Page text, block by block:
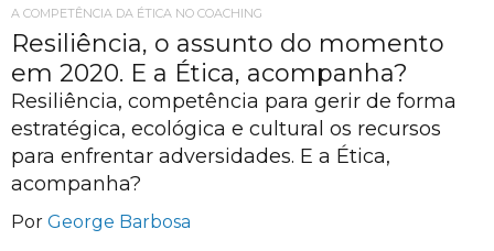
A COMPETÊNCIA DA ÉTICA NO COACHING
Resiliência, o assunto do momento
em 2020. E a Ética, acompanha?
Resiliência, competência para gerir de forma
estratégica, ecológica e cultural os recursos
para enfrentar adversidades. E a Ética,
acompanha?
Por George Barbosa